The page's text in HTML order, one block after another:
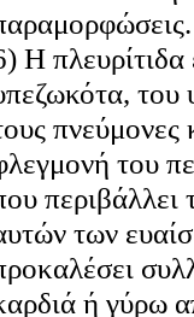
Η πλευρίτιδα
του
πνεύμονες
του
των
ή γύρω